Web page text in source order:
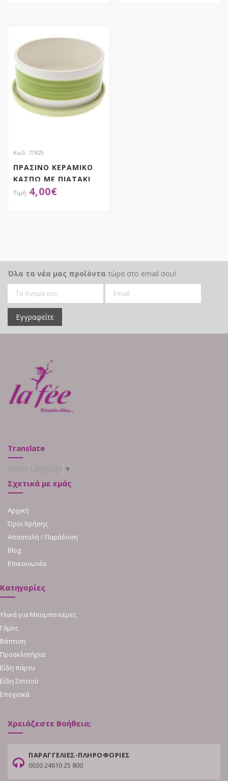
Κωδ. 77825
ΠΡΑΣΙΝΟ ΚΕΡΑΜΙΚΟ
ΚΑΣΠΩ ΜΕ ΠΙΑΤΑΚΙ
20Χ20Χ10ΕΚ
4,00€
Όλα τα νέα μας προϊόντα τώρα στο email σου!
Εγγραφείτε
Translate
▼
Σχετικά με εμάς
Αρχική
Όροι Χρήσης
Αποστολή / Παράδοση
Blog
Επικοινωνία
Κατηγορίες
Υλικά για Μπομπονιέρες
Γάμος
Βάπτιση
Προσκλητήρια
Είδη πάρτυ
Είδη Σπιτιού
Εποχιακά
Χρειάζεστε Βοήθεια;
ΠΑΡΑΓΓΕΛΙΕΣ-ΠΛΗΡΟΦΟΡΙΕΣ
0030 24610 25 800